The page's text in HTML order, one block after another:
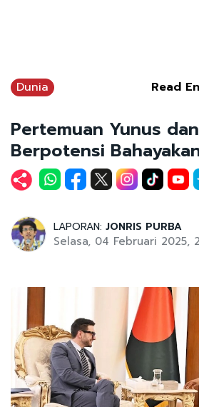
Dunia Read
Pertemuan Yunus
Berpotensi
LAPORAN: JONRIS PURBA
Selasa, 04 Februari 2025,